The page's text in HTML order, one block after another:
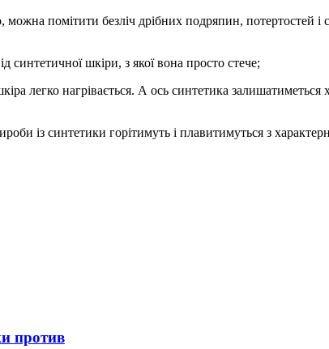
помітити безліч дрібних подряпин, потертостей і
шкіри, з якої вона просто стече;
легко нагрівається. А ось синтетика залишатиметься
із синтетики горітимуть і плавитимуться з
против